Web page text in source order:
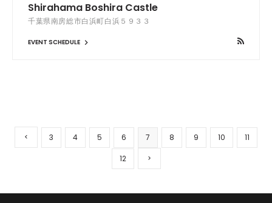
Shirahama Boshira Castle
千葉県南房総市白浜町白浜５９３３
EVENT SCHEDULE
3 4 5 6 7 8 9 10 11
12